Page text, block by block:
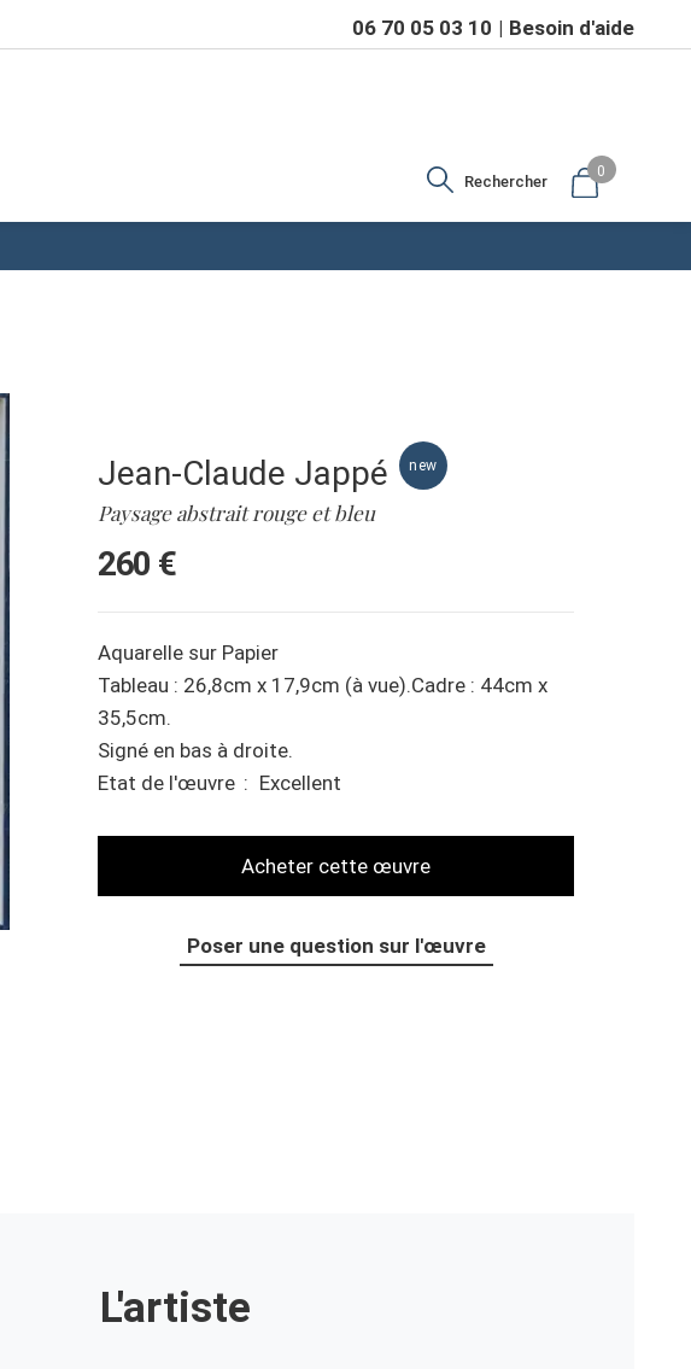
06 70 05 03 10 Besoin d'aide
Rechercher
0
Jean-Claude Jappé
Paysage abstrait rouge et bleu
260 €
Aquarelle sur Papier
Tableau : 26,8cm x 17,9cm (à vue).Cadre : 44cm x
35,5cm.
Signé en bas à droite.
Etat de l'œuvre
Excellent
Poser une question sur l'œuvre
L'artiste